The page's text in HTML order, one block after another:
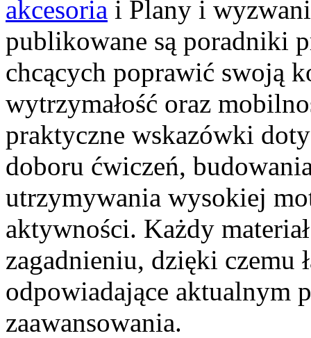
akcesoria i Plany i
publikowane są poradniki
chcących poprawić swoją
wytrzymałość oraz
praktyczne wskazówki
doboru ćwiczeń,
utrzymywania wysokiej
aktywności. Każdy
zagadnieniu, dzięki czemu
odpowiadające aktualnym
zaawansowania.